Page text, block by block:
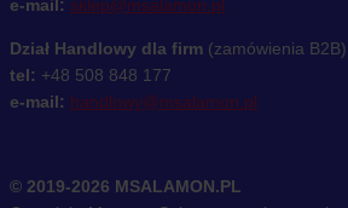
e-mail: sklep@msalamon.pl
Dział Handlowy dla firm (zamówienia B2B)
tel: +48 508 848 177
e-mail: handlowy@msalamon.pl
© 2019-2026 MSALAMON.PL